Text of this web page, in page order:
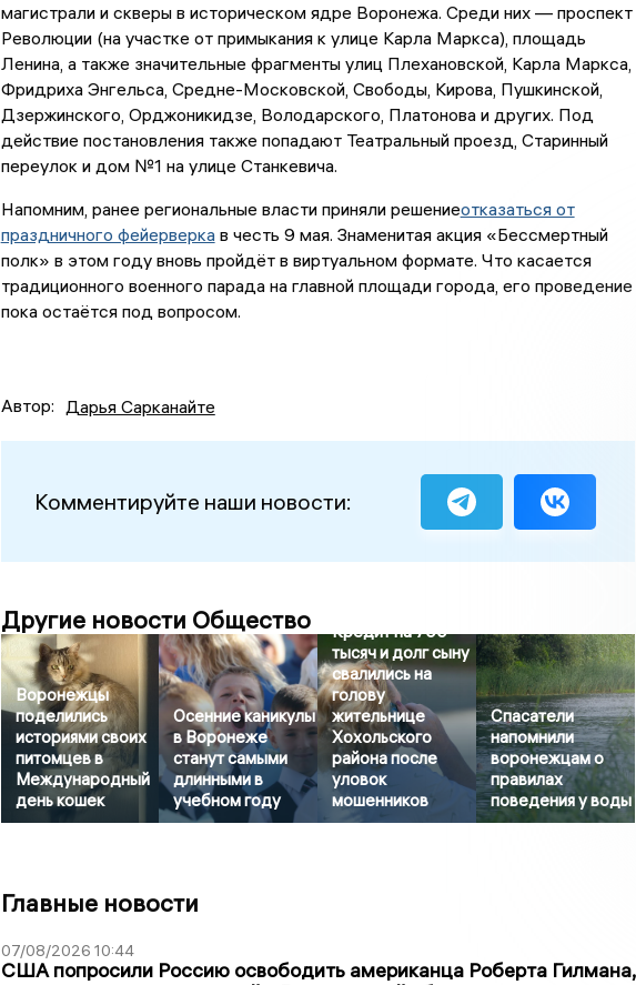
магистрали и скверы в историческом ядре Воронежа. Среди них — проспект
Революции (на участке от примыкания к улице Карла Маркса), площадь
Ленина, а также значительные фрагменты улиц Плехановской, Карла Маркса,
Фридриха Энгельса, Средне-Московской, Свободы, Кирова, Пушкинской,
Дзержинского, Орджоникидзе, Володарского, Платонова и других. Под
действие постановления также попадают Театральный проезд, Старинный
переулок и дом №1 на улице Станкевича.
Напомним, ранее региональные власти приняли решениеотказаться от
праздничного фейерверкав честь 9 мая. Знаменитая акция «Бессмертный
полк» в этом году вновь пройдёт в виртуальном формате. Что касается
традиционного военного парада на главной площади города, его проведение
пока остаётся под вопросом.
Автор: Дарья Сарканайте
Комментируйте наши новости:
Другие новости Общество
Воронежцы
поделились
историями своих
питомцев в
Международный
день кошек
Осенние каникулы
в Воронеже
станут самыми
длинными в
учебном году
Кредит на 700
тысяч и долг сыну
свалились на
голову
жительнице
Хохольского
района после
уловок
мошенников
Спасатели
напомнили
воронежцам о
правилах
поведения у воды
Главные новости
07/08/2026 10:44
США попросили Россию освободить американца Роберта Гилмана,